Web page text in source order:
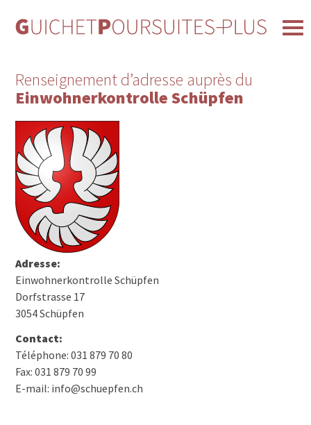
Renseignement d’adresse auprès du
Einwohnerkontrolle Schüpfen
Adresse:
Einwohnerkontrolle Schüpfen
Dorfstrasse 17
3054 Schüpfen
Contact:
Téléphone: 031 879 70 80
Fax: 031 879 70 99
E-mail: info@schuepfen.ch